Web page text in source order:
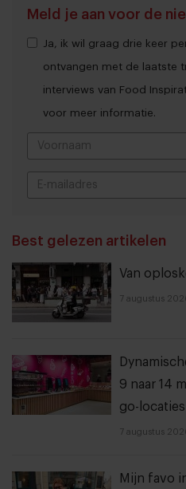
Meld je aan voor de
Ja, ik wil graag drie keer
ontvangen met de laatste
interviews van Food
voor meer informatie.
Best gelezen artikelen
Van
7 augustus
9 naar 14
go-locaties
7 augustus
Mijn favo